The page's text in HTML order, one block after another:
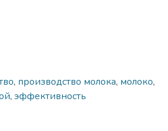
, производство молока, молоко,
, эффективность